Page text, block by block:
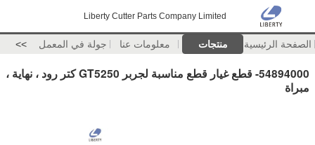
Liberty Cutter Parts Company Limited
الصفحة الرئيسية منتجات معلومات عنا جولة في المعمل >>
54894000- قطع غيار قطع مناسبة لجربر GT5250 كتر رود ، نهاية ،
مبراة